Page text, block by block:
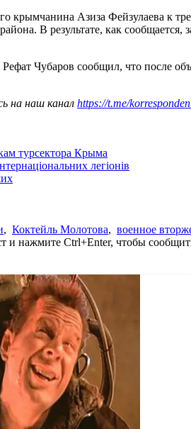
крымчанина Азиза Фейзулаева к
В результате, как сообщается,
Чубаров сообщил, что
на наш канал https://t.me/
турсектора Крыма
легіонів
, Коктейль Молотова, военное
и нажмите Ctrl+Enter, чтобы